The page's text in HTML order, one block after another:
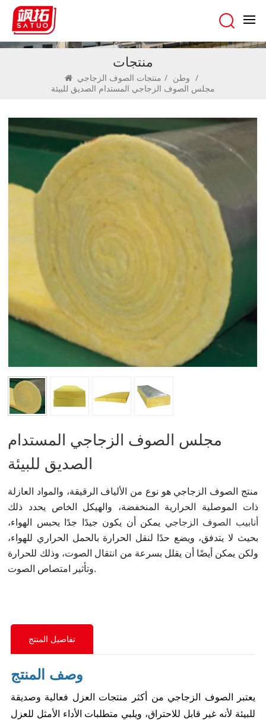
منتجات
وطن / منتجات الصوف الزجاجي
/
مجلس الصوف الزجاجي المستدام الصديق للبيئة
مجلس الصوف الزجاجي المستدام
الصديق للبيئة
منتج الصوف الزجاجي هو نوع من الألياف الرقيقة، والمواد العازلة
ذات الموصلية الحرارية المنخفضة، والهيكل الخاص يحدد ذلك
أنابيب الصوف الزجاجي يمكن أن يكون جيدًا جدًا يحبس الهواء،
بحيث لا يتدفق، ويضع حدًا لنقل الحرارة بالحمل الحراري للهواء،
ولكن يمكن أيضًا أن يقلل بسرعة من انتقال الصوت، وذلك للحرارة
وتأثير امتصاص الصوت.
تفاصيل المنتج
وصف المنتج
يعتبر الصوف الزجاجي من أكثر منتجات العزل فعالية وصديقة
للبيئة لأنه غير قابل للاحتراق، ويلبي متطلبات الأداء الأمثل للعزل